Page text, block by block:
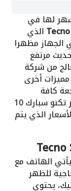
لها في
الذي
الجهاز مظهرا
مرتفع
من شركة
أخرى
كافة
مواصفات الموبايل، تستطيع متابعة سعر تكنو سبارك 10
الذي يتم
الهاتف مع
للظهر
يحتوي